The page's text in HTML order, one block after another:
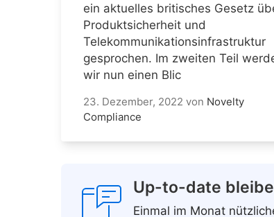
ein aktuelles britisches Gesetz
Produktsicherheit und
Telekommunikationsinfrastruktur
gesprochen. Im zweiten Teil
wir nun einen Blic
23. Dezember, 2022 von Novelty
Compliance
Up-to-date
Einmal im Monat